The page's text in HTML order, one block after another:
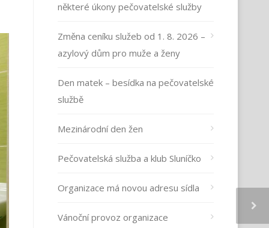
některé úkony pečovatelské služby
Změna ceníku služeb od 1. 8. 2026 –
azylový dům pro muže a ženy
Den matek – besídka na pečovatelské
službě
Mezinárodní den žen
Pečovatelská služba a klub Sluníčko
Organizace má novou adresu sídla
Vánoční provoz organizace